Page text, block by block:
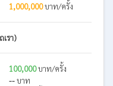
1,000,000บาท/ครั้ง
รา)
100,000บาท/ครั้ง
--บาท